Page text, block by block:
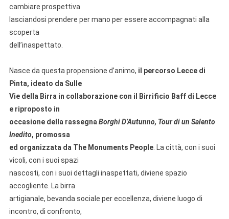
cambiare prospettiva
lasciandosi prendere per mano per essere accompagnati alla
scoperta
dell’inaspettato.
Nasce da questa propensione d’animo, il percorso Lecce di
Pinta, ideato da Sulle
Vie della Birra in collaborazione con il Birrificio Baff di Lecce
e riproposto in
occasione della rassegna Borghi D’Autunno, Tour di un Salento
Inedito, promossa
ed organizzata da The Monuments People. La città, con i suoi
vicoli, con i suoi spazi
nascosti, con i suoi dettagli inaspettati, diviene spazio
accogliente. La birra
artigianale, bevanda sociale per eccellenza, diviene luogo di
incontro, di confronto,